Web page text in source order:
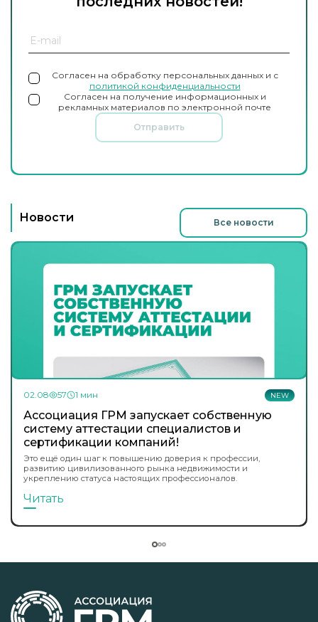
Согласен на обработку персональных данных и с
политикой конфиденциальности
Согласен на получение информационных и
рекламных материалов по электронной почте
Отправить
Новости Все новости
NEW
02.08 57 1 мин
Ассоциация ГРМ запускает собственную
систему аттестации специалистов и
сертификации компаний!
Это ещё один шаг к повышению доверия к профессии,
развитию цивилизованного рынка недвижимости и
укреплению статуса настоящих профессионалов.
Читать